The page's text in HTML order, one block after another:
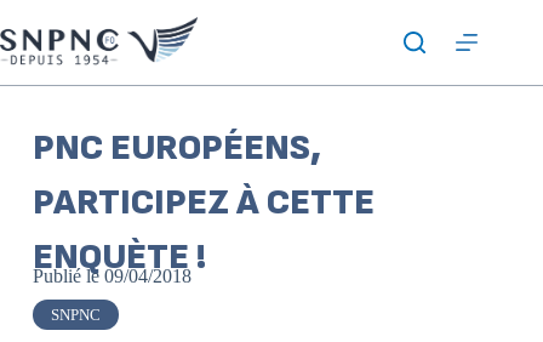
PNC EUROPÉENS,
PARTICIPEZ À CETTE
ENQUÈTE !
Publié le 09/04/2018
SNPNC